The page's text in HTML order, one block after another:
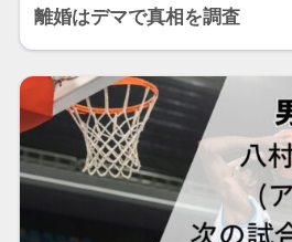
離婚はデマで真相を調査